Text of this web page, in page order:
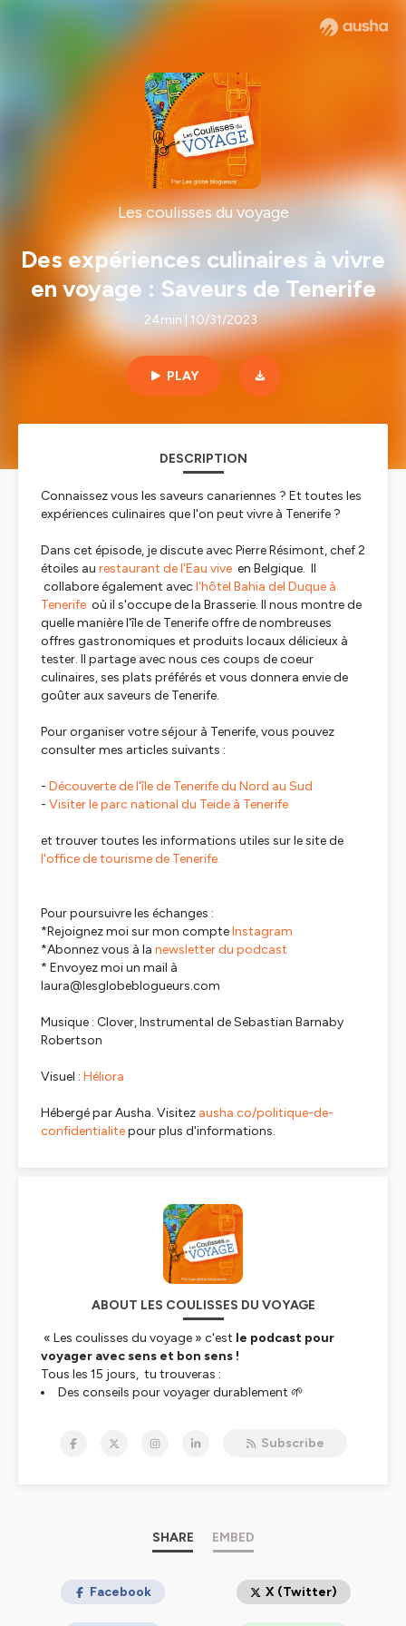
Les coulisses du voyage
Des expériences culinaires à vivre
en voyage : Saveurs de Tenerife
24min | 10/31/2023
PLAY
DESCRIPTION
Connaissez vous les saveurs canariennes ? Et toutes les
expériences culinaires que l'on peut vivre à Tenerife ?
Dans cet épisode, je discute avec Pierre Résimont, chef 2
étoiles au restaurant de l'Eau vive en Belgique. Il
collabore également avecl'hôtel Bahia del Duque à
Tenerife où il s'occupe de la Brasserie. Il nous montre de
quelle manière l'île de Tenerife offre de nombreuses
offres gastronomiques et produits locaux délicieux à
tester. Il partage avec nous ces coups de coeur
culinaires, ses plats préférés et vous donnera envie de
goûter aux saveurs de Tenerife.
Pour organiser votre séjour à Tenerife, vous pouvez
consulter mes articles suivants :
- Découverte de l'île de Tenerife du Nord au Sud
- Visiter le parc national du Teide à Tenerife
et trouver toutes les informations utiles sur le site de
l'office de tourisme de Tenerife.
Pour poursuivre les échanges :
*Rejoignez moi sur mon compteInstagram
*Abonnez vous à la newsletter du podcast
* Envoyez moi un mail à
laura@lesglobeblogueurs.com
Musique : Clover, Instrumental de Sebastian Barnaby
Robertson
Visuel : Héliora
Hébergé par Ausha. Visitez ausha.co/politique-de-
confidentialitepour plus d'informations.
ABOUT LES COULISSES DU VOYAGE
« Les coulisses du voyage » c'est le podcast pour
voyager avec sens et bon sens !
Tous les 15 jours, tu trouveras :
Des conseils pour voyager durablement 🌱
Des immersions sonores où je t'emmène avec moi en
mobilités douces, jolies rencontres, alternatives
engagées ... sont au programme.
Pour découvrir mon univers tu peux déjà consultermon
blog « les globeblogueurs »
ou me rejoindre sur
Instagram, sous l'identifiant « globeblogueurs ». Je
Subscribe
SHARE EMBED
Facebook X (Twitter)